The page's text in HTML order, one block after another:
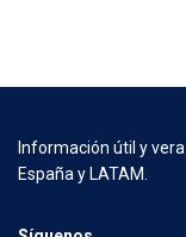
Información útil y
España y LATAM.